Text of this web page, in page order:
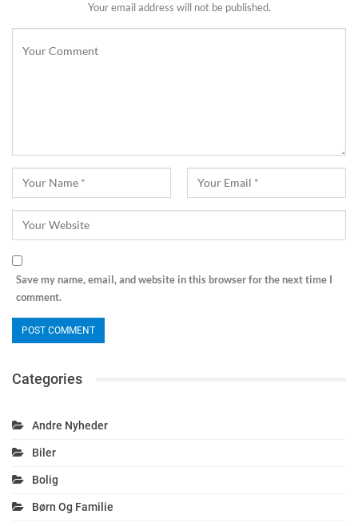
Your email address will not be published.
Save my name, email, and website in this browser for the next time I
comment.
Categories
Andre Nyheder
Biler
Bolig
Børn Og Familie